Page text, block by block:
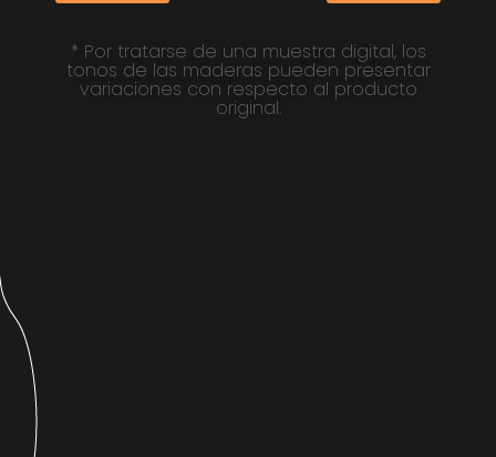
* Por tratarse de una muestra digital, los
tonos de las maderas pueden presentar
variaciones con respecto al producto
original.